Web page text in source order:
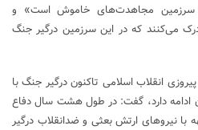
سرزمین مجاهدت‌های خاموش است» و
می‌کنند که در این سرزمین درگیر جنگ
انقلاب اسلامی تاکنون درگیر جنگ با
دارد، گفت: در طول هشت سال دفاع
کردستان همزمان در ۲ جبهه با نیروهای ارتش بعثی و ضدانقلاب درگیر